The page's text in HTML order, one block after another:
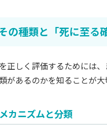
の種類と「死に至る
正しく評価するためには
があるのかを知ることが大
カニズムと分類